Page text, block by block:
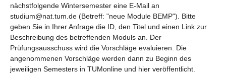
nächstfolgende Wintersemester eine E-Mail an
studium@nat.tum.de (Betreff: "neue Module BEMP"). Bitte
geben Sie in Ihrer Anfrage die ID, den Titel und einen Link zur
Beschreibung des betreffenden Moduls an. Der
Prüfungsausschuss wird die Vorschläge evaluieren. Die
angenommenen Vorschläge werden dann zu Beginn des
jeweiligen Semesters in TUMonline und hier veröffentlicht.